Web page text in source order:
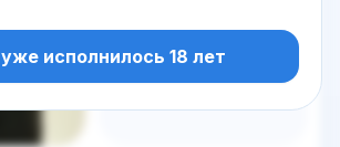
исполнилось 18 лет